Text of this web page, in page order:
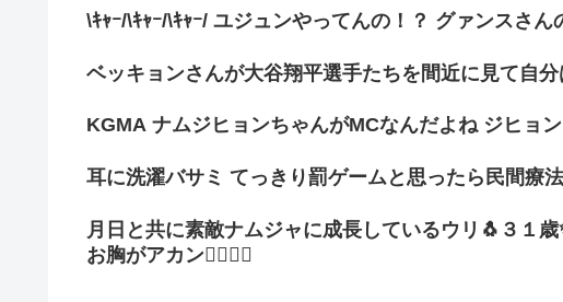
\ｷｬｰ/\ｷｬｰ/\ｷｬｰ/ ユジュンやってんの！？ グァンスさ
ベッキョンさんが大谷翔平選手たちを間近に見て自
KGMA ナムジヒョンちゃんがMCなんだよね ジヒョ
耳に洗濯バサミ てっきり罰ゲームと思ったら民間療
月日と共に素敵ナムジャに成長しているウリ🐧３１
お胸がアカン❤️‍🔥❤️‍🔥